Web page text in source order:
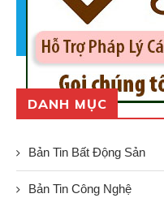
DANH MỤC
Bản Tin Bất Động Sản
Bản Tin Công Nghệ